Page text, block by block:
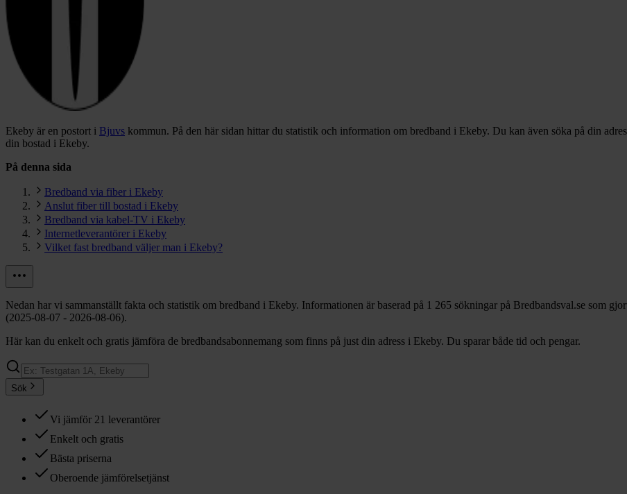
Ekeby är en postort i Bjuvs kommun. På den här sidan hittar du statistik och information om bredband i Ekeby. Du kan även söka på din
din bostad i Ekeby.
På denna sida
Bredband via fiber i Ekeby
Anslut fiber till bostad i Ekeby
Bredband via kabel-TV i Ekeby
Internetleverantörer i Ekeby
Vilket fast bredband väljer man i Ekeby?
Nedan har vi sammanställt fakta och statistik om bredband i Ekeby. Informationen är baserad på 1 265 sökningar på Bredbandsval.se som
(2025-08-07 - 2026-08-06).
Här kan du enkelt och gratis jämföra de bredbandsabonnemang som finns på just din adress i Ekeby. Du sparar både tid och pengar.
Sök
Vi jämför 21 leverantörer
Enkelt och gratis
Bästa priserna
Oberoende jämförelsetjänst